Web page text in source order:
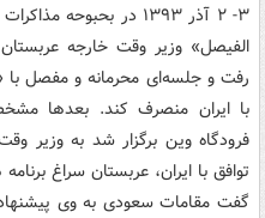
الفیصل» وزیر وقت خارجه
رفت و جلسه‌ای محرمانه و مفصل با
با ایران منصرف کند. بعدها
فرودگاه وین برگزار شد به وزیر
توافق با ایران، عربستان سراغ
گفت مقامات سعودی به وی پیشنهاد